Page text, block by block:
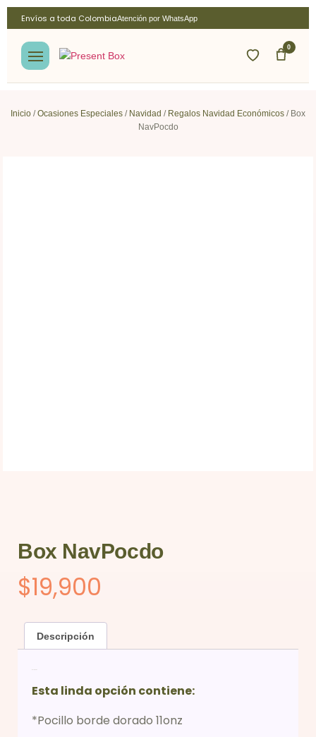
Envíos a toda ColombiaAtención por WhatsApp
0
Inicio /Ocasiones Especiales / Navidad / Regalos Navidad Económicos / Box
NavPocdo
Box NavPocdo
$19,900
Descripción
Esta linda opción contiene:
*Pocillo borde dorado 11onz